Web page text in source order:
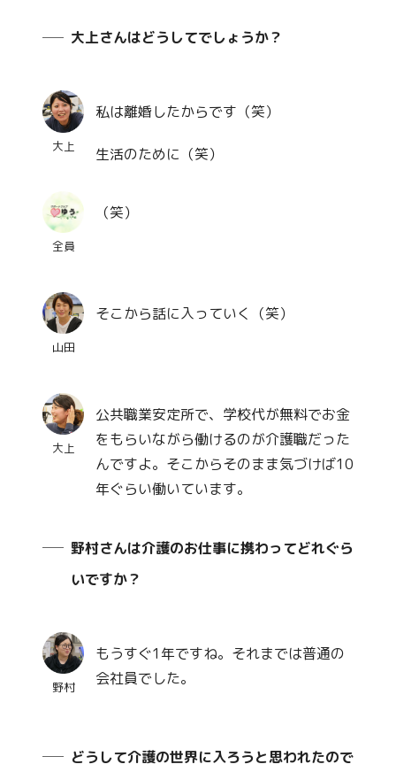
大上さんはどうしてでしょうか？
大上
私は離婚したからです（笑）
生活のために（笑）
全員
（笑）
山田
そこから話に入っていく（笑）
大上
公共職業安定所で、学校代が無料でお金
をもらいながら働けるのが介護職だった
んですよ。そこからそのまま気づけば10
年ぐらい働いています。
野村さんは介護のお仕事に携わってどれぐら
いですか？
野村
もうすぐ1年ですね。それまでは普通の
会社員でした。
どうして介護の世界に入ろうと思われたので